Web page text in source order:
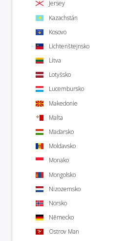
Jersey
Kazachstán
Kosovo
Lichtenštejnsko
Litva
Lotyšsko
Lucembursko
Makedonie
Malta
Maďarsko
Moldavsko
Monako
Mongolsko
Nizozemsko
Norsko
Německo
Ostrov Man